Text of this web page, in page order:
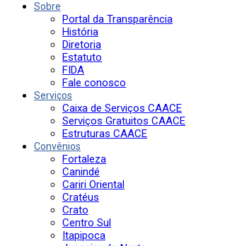
Sobre
Portal da Transparência
História
Diretoria
Estatuto
FIDA
Fale conosco
Serviços
Caixa de Serviços CAACE
Serviços Gratuitos CAACE
Estruturas CAACE
Convênios
Fortaleza
Canindé
Cariri Oriental
Cratéus
Crato
Centro Sul
Itapipoca